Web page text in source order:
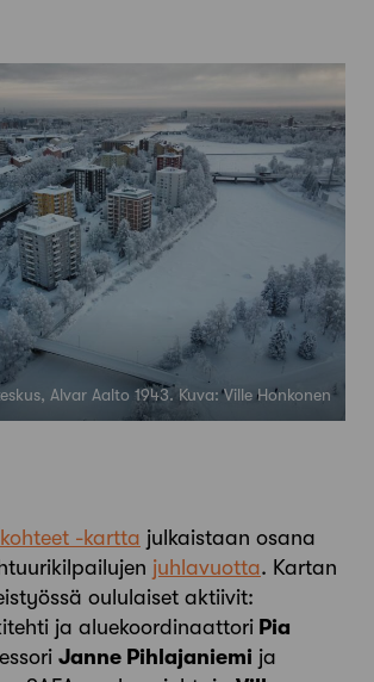
Alvar Aalto 1943. Kuva: Ville Honkonen
-kartta julkaistaan osana
juhlavuotta. Kartan
oululaiset aktiivit:
ja aluekoordinaattori Pia
Janne Pihlajaniemi ja